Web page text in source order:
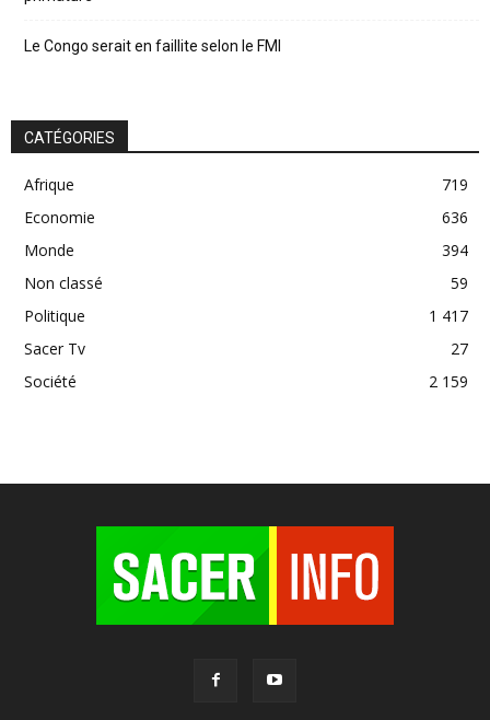
Le Congo serait en faillite selon le FMI
CATÉGORIES
Afrique
719
Economie
636
Monde
394
Non classé
59
Politique
1 417
Sacer Tv
27
Société
2 159